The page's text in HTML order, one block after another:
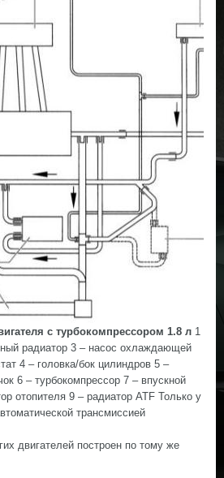
с турбокомпрессором 1.8 л1
радиатор 3 – насос охлаждающей
4 – головка/бок цилиндров 5 –
6 – турбокомпрессор 7 – впускной
отопителя 9 – радиатор ATF Только у
трансмиссией
двигателей построен по тому же